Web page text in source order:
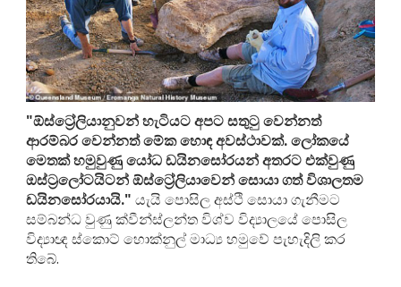
"ඕස්ට්‍රේලියානුවන් හැටියට අපට සතුටු වෙන්නත්
ආරම්බර වෙන්නත් මේක හොඳ අවස්ථාවක්. ලෝකයේ
මෙතක් හමුවුණු යෝධ ඩයිනසෝරයන් අතරට එක්වුණු
ඔස්ට්‍රලෝටයිටන් ඕස්ට්‍රේලියාවෙන් සොයා ගත් විශාලතම
ඩයිනසෝරයායි." යැයි පොසිල අස්ථි සොයා ගැනීමට
සම්බන්ධ වුණු ක්වීන්ස්ලන්ත විශ්ව විද්‍යාලයේ පොසිල
විද්‍යාඥ ස්කොට් හොක්නුල් මාධ්‍ය හමුවේ පැහැදිලි කර
තිබේ.